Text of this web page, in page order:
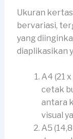
Ukuran
bervariasi,
yang
diaplikasikan
A4 (21
cetak
antara
visual
A5